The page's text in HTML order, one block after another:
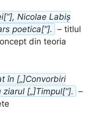
Nicolae Labiș
poetica[”].
– titlul
din teoria
în [„]Convorbiri
[„]Timpul[”].
–